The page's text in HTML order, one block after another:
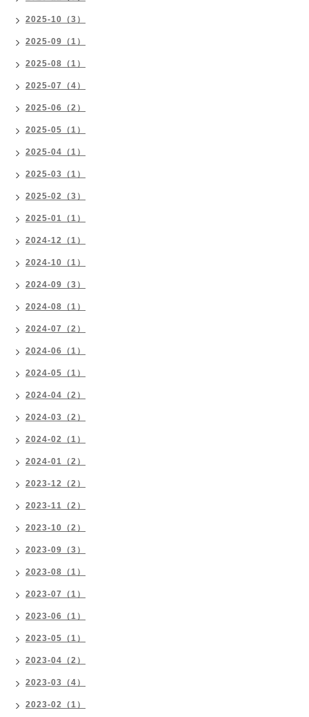
2025-10（3）
2025-09（1）
2025-08（1）
2025-07（4）
2025-06（2）
2025-05（1）
2025-04（1）
2025-03（1）
2025-02（3）
2025-01（1）
2024-12（1）
2024-10（1）
2024-09（3）
2024-08（1）
2024-07（2）
2024-06（1）
2024-05（1）
2024-04（2）
2024-03（2）
2024-02（1）
2024-01（2）
2023-12（2）
2023-11（2）
2023-10（2）
2023-09（3）
2023-08（1）
2023-07（1）
2023-06（1）
2023-05（1）
2023-04（2）
2023-03（4）
2023-02（1）